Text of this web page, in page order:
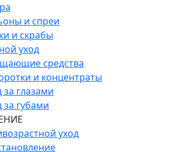
и спреи
и скрабы
уход
средства
и концентраты
за глазами
за губами
уход